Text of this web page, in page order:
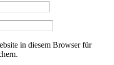
in diesem Browser für